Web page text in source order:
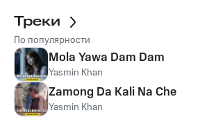
Треки
По популярности
Mola Yawa Dam Dam
Yasmin Khan
Zamong Da Kali Na Che
Yasmin Khan